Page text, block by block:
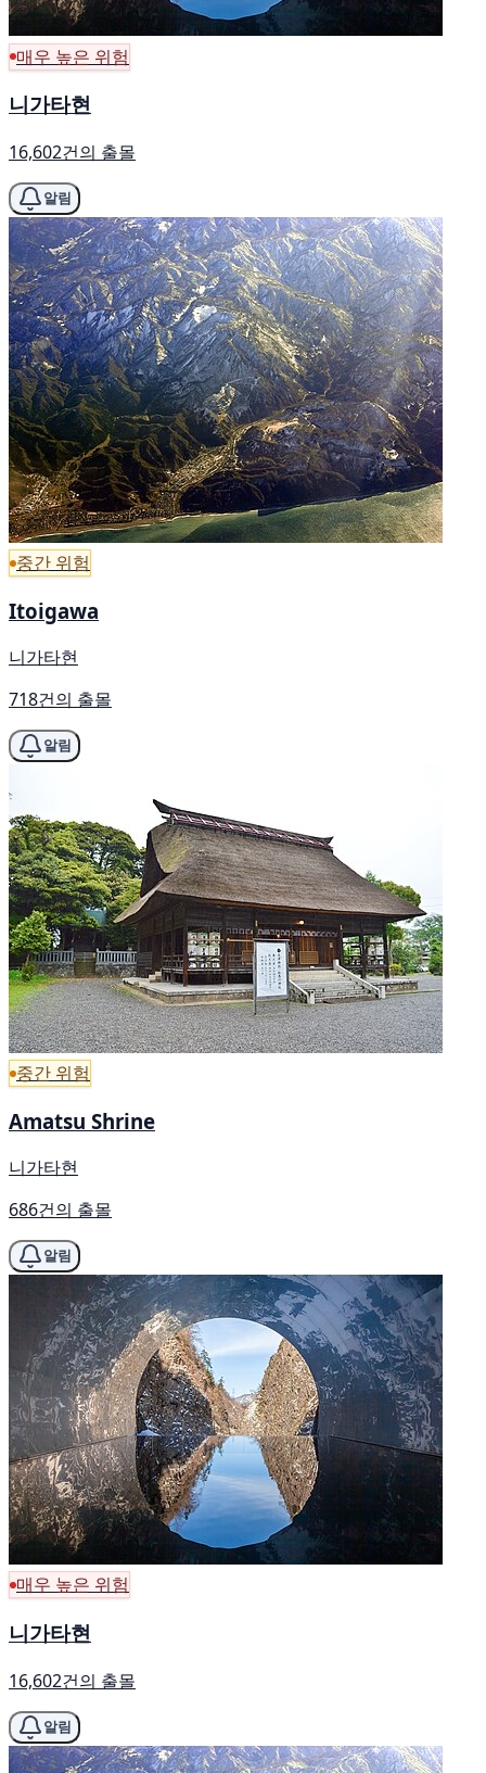
매우 높은 위험
니가타현
16,602건의 출몰
알림
중간 위험
Itoigawa
니가타현
718건의 출몰
알림
중간 위험
Amatsu Shrine
니가타현
686건의 출몰
알림
매우 높은 위험
니가타현
16,602건의 출몰
알림